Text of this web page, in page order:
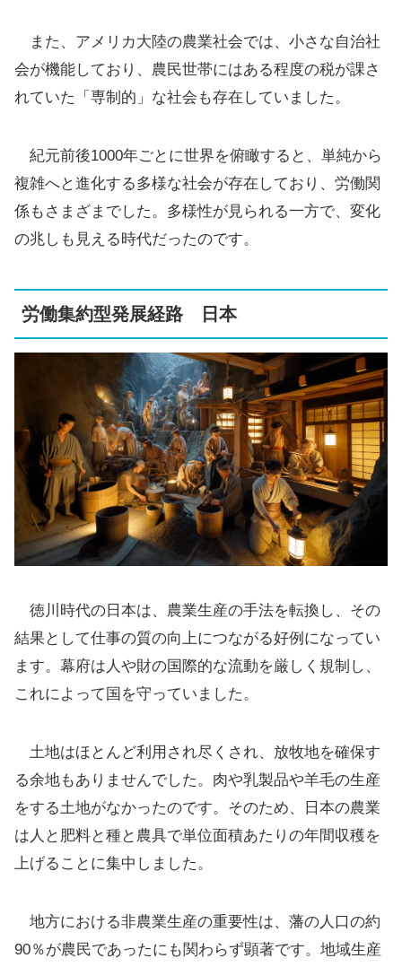
また、アメリカ大陸の農業社会では、小さな自治社
会が機能しており、農民世帯にはある程度の税が課さ
れていた「専制的」な社会も存在していました。
紀元前後1000年ごとに世界を俯瞰すると、単純から
複雑へと進化する多様な社会が存在しており、労働関
係もさまざまでした。多様性が見られる一方で、変化
の兆しも見える時代だったのです。
労働集約型発展経路 日本
徳川時代の日本は、農業生産の手法を転換し、その
結果として仕事の質の向上につながる好例になってい
ます。幕府は人や財の国際的な流動を厳しく規制し、
これによって国を守っていました。
土地はほとんど利用され尽くされ、放牧地を確保す
る余地もありませんでした。肉や乳製品や羊毛の生産
をする土地がなかったのです。そのため、日本の農業
は人と肥料と種と農具で単位面積あたりの年間収穫を
上げることに集中しました。
地方における非農業生産の重要性は、藩の人口の約
90％が農民であったにも関わらず顕著です。地域生産